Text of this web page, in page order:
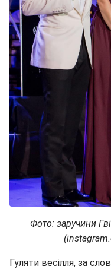
Фото: заручини
Гуляти весілля, за